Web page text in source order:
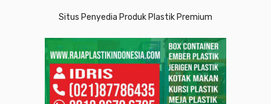
Situs Penyedia Produk Plastik Premium